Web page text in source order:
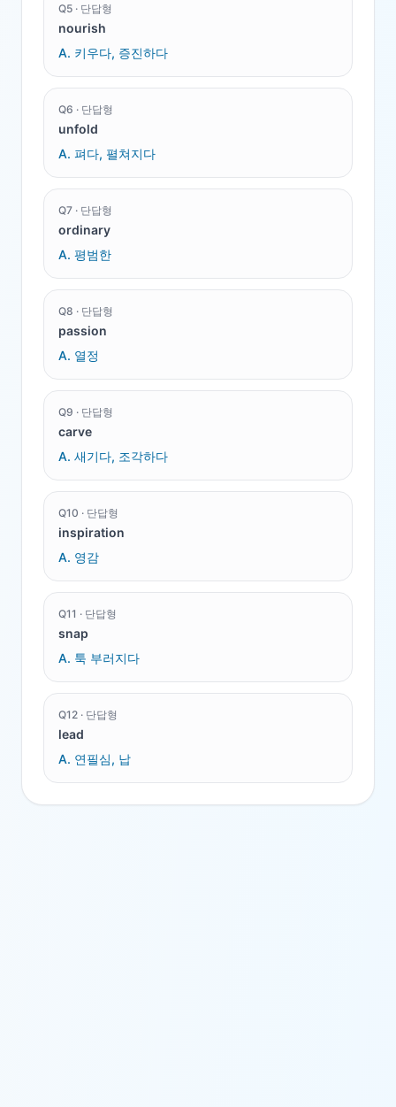
Q5 · 단답형
nourish
A. 키우다, 증진하다
Q6 · 단답형
unfold
A. 펴다, 펼쳐지다
Q7 · 단답형
ordinary
A. 평범한
Q8 · 단답형
passion
A. 열정
Q9 · 단답형
carve
A. 새기다, 조각하다
Q10 · 단답형
inspiration
A. 영감
Q11 · 단답형
snap
A. 툭 부러지다
Q12 · 단답형
lead
A. 연필심, 납